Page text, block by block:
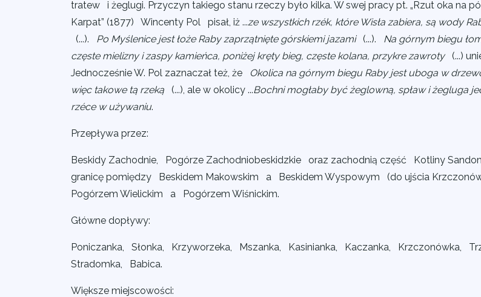
tratew i żeglugi. Przyczyn takiego stanu rzeczy było kilka. W swej pracy pt. „Rzut oka na
Karpat” (1877) Wincenty Pol pisał, iż ...ze wszystkich rzék, które Wisła zabiera, są wody
(...). Po Myślenice jest łoże Raby zaprzątnięte górskiemi jazami(...). Na górnym biegu
częste mielizny i zaspy kamieńca, poniżej kręty bieg, częste kolana, przykre zawroty(...)
Jednocześnie W. Pol zaznaczał też, że
Okolica na górnym biegu Raby jest uboga w
więc takowe tą rzeką (...), ale w okolicy ...Bochni mogłaby być żeglowną, spław i żegluga
rzéce w używaniu.
Przepływa przez:
Beskidy Zachodnie, Pogórze Zachodniobeskidzkie oraz zachodnią część Kotliny
granicę pomiędzy Beskidem Makowskim a Beskidem Wyspowym (do ujścia
Pogórzem Wielickim a Pogórzem Wiśnickim.
Główne dopływy:
Poniczanka, Słonka, Krzyworzeka, Mszanka, Kasinianka, Kaczanka, Krzczonówka,
Stradomka, Babica.
Większe miejscowości: